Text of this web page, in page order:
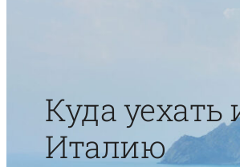
Куда уехать
Италию